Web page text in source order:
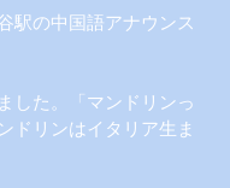
駅の中国語アナウンス
した。「マンドリンっ
ドリンはイタリア生ま